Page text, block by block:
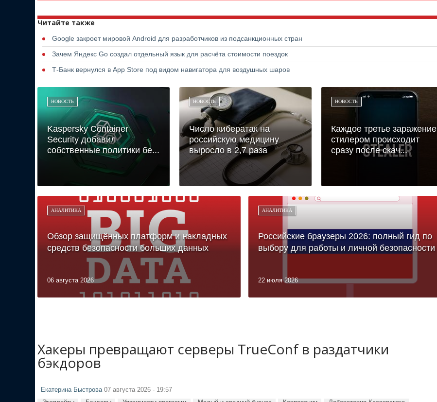
Читайте также
Google закроет мировой Android для разработчиков из подсанкционных стран
Зачем Яндекс Go создал отдельный язык для расчёта стоимости поездок
Т-Банк вернулся в App Store под видом навигатора для воздушных шаров
НОВОСТЬ
Kaspersky Container
Security добавил
собственные политики бе...
НОВОСТЬ
Число кибератак на
российскую медицину
выросло в 2,7 раза
НОВОСТЬ
Каждое третье заражение
стилером происходит
сразу после скач...
АНАЛИТИКА
Обзор защищённых платформ и накладных
средств безопасности больших данных
06 августа 2026
АНАЛИТИКА
Российские браузеры 2026: полный гид по
выбору для работы и личной безопасности
22 июля 2026
Хакеры превращают серверы TrueConf в раздатчики
бэкдоров
Екатерина Быстрова 07 августа 2026 - 19:57